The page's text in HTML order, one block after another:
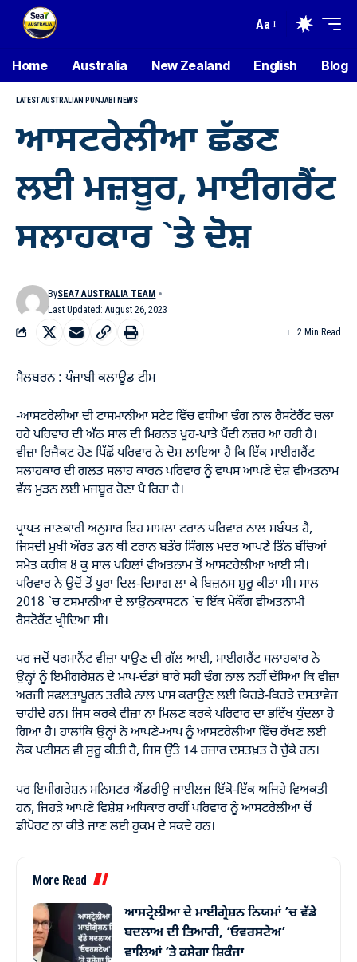
Aa
Home Australia New Zealand English Blog
LATEST AUSTRALIAN PUNJABI NEWS
ਆਸਟਰੇਲੀਆ ਛੱਡਣ
ਲਈ ਮਜ਼ਬੂਰ, ਮਾਈਗਰੈਂਟ
ਸਲਾਹਕਾਰ `ਤੇ ਦੋਸ਼
Last Updated: August 26, 2023
BySEA7 AUSTRALIA TEAM
2 Min Read
ਮੈਲਬਰਨ : ਪੰਜਾਬੀ ਕਲਾਊਡ ਟੀਮ
-ਆਸਟਰੇਲੀਆ ਦੀ ਟਾਸਮਾਨੀਆ ਸਟੇਟ ਵਿੱਚ ਵਧੀਆ ਢੰਗ ਨਾਲ ਰੈਸਟੋਰੈਂਟ ਚਲਾ
ਰਹੇ ਪਰਿਵਾਰ ਦੀ ਅੱਠ ਸਾਲ ਦੀ ਮਿਹਨਤ ਖੂਹ-ਖਾਤੇ ਪੈਂਦੀ ਨਜ਼ਰ ਆ ਰਹੀ ਹੈ।
ਵੀਜ਼ਾ ਰਿਜੈਕਟ ਹੋਣ ਪਿੱਛੋਂ ਪਰਿਵਾਰ ਨੇ ਦੋਸ਼ ਲਾਇਆ ਹੈ ਕਿ ਇੱਕ ਮਾਈਗਰੈਂਟ
ਸਲਾਹਕਾਰ ਦੀ ਗਲਤ ਸਲਾਹ ਕਾਰਨ ਪਰਿਵਾਰ ਨੂੰ ਵਾਪਸ ਆਪਣੇ ਦੇਸ਼ ਵੀਅਤਨਾਮ
ਵੱਲ ਮੁੜਨ ਲਈ ਮਜਬੂਰ ਹੋਣਾ ਪੈ ਰਿਹਾ ਹੈ।
ਪ੍ਰਾਪਤ ਜਾਣਕਾਰੀ ਅਨੁਸਾਰ ਇਹ ਮਾਮਲਾ ਟਰਾਨ ਪਰਿਵਾਰ ਨਾਲ ਸਬੰਧਤ ਹੈ,
ਜਿਸਦੀ ਮੁਖੀ ਔਰਤ ਡਨ ਥੀ ਟਰਾਨ ਬਤੌਰ ਸਿੰਗਲ ਮਦਰ ਆਪਣੇ ਤਿੰਨ ਬੱਚਿਆਂ
ਸਮੇਤ ਕਰੀਬ 8 ਕੁ ਸਾਲ ਪਹਿਲਾਂ ਵੀਅਤਨਾਮ ਤੋਂ ਆਸਟਰੇਲੀਆ ਆਈ ਸੀ।
ਪਰਿਵਾਰ ਨੇ ਉਦੋਂ ਤੋਂ ਪੂਰਾ ਦਿਲ-ਦਿਮਾਗ ਲਾ ਕੇ ਬਿਜ਼ਨਸ ਸ਼ੁਰੂ ਕੀਤਾ ਸੀ। ਸਾਲ
2018 `ਚ ਟਸਮਾਨੀਆ ਦੇ ਲਾਉਨਕਾਸਟਨ `ਚ ਇੱਕ ਮੇਕੌਂਗ ਵੀਅਤਨਾਮੀ
ਰੈਸਟੋਰੈਂਟ ਖ੍ਰੀਦਿਆ ਸੀ।
ਪਰ ਜਦੋਂ ਪਰਮਾਨੈਂਟ ਵੀਜ਼ਾ ਪਾਉਣ ਦੀ ਗੱਲ ਆਈ, ਮਾਈਗਰੈਂਟ ਸਲਾਹਕਾਰ ਨੇ
ਉਨ੍ਹਾਂ ਨੂੰ ਇਮੀਗਰੇਸ਼ਨ ਦੇ ਮਾਪ-ਦੰਡਾਂ ਬਾਰੇ ਸਹੀ ਢੰਗ ਨਾਲ ਨਹੀਂ ਦੱਸਿਆ ਕਿ ਵੀਜ਼ਾ
ਅਰਜ਼ੀ ਸਫਲਤਾਪੂਰਨ ਤਰੀਕੇ ਨਾਲ ਪਾਸ ਕਰਾਉਣ ਲਈ ਕਿਹੜੇ-ਕਿਹੜੇ ਦਸਤਾਵੇਜ਼
ਚਾਹੀਦੇ ਹਨ। ਜਿਸ ਕਰਕੇ ਵੀਜ਼ਾ ਨਾ ਮਿਲਣ ਕਰਕੇ ਪਰਿਵਾਰ ਦਾ ਭਵਿੱਖ ਧੁੰਦਲਾ ਹੋ
ਗਿਆ ਹੈ। ਹਾਲਾਂਕਿ ਉਨ੍ਹਾਂ ਨੇ ਆਪਣੇ-ਆਪ ਨੂੰ ਆਸਟਰੇਲੀਆ ਵਿੱਚ ਰੱਖਣ ਲਈ
ਲੋਕ ਪਟੀਸ਼ਨ ਵੀ ਸ਼ੁਰੂ ਕੀਤੀ ਹੈ, ਜਿਸ ਉੱਤੇ 14 ਹਜ਼ਾਰ ਦਸਤਖ਼ਤ ਹੋ ਚੁੱਕੇ ਹਨ।
ਪਰ ਇਮੀਗਰੇਸ਼ਨ ਮਨਿਸਟਰ ਐਂਡਰੀਉ ਜਾਈਲਜ ਇੱਕੋ-ਇੱਕ ਅਜਿਹੇ ਵਿਅਕਤੀ
ਹਨ, ਜਿਹੜੇ ਆਪਣੇ ਵਿਸ਼ੇਸ਼ ਅਧਿਕਾਰ ਰਾਹੀਂ ਪਰਿਵਾਰ ਨੂੰ ਆਸਟਰੇਲੀਆ ਚੋਂ
ਡੀਪੋਰਟ ਨਾ ਕੀਤੇ ਜਾਣ ਲਈ ਹੁਕਮ ਦੇ ਸਕਦੇ ਹਨ।
More Read
ਆਸਟ੍ਰੇਲੀਆ ਦੇ ਮਾਈਗ੍ਰੇਸ਼ਨ ਨਿਯਮਾਂ ’ਚ ਵੱਡੇ
ਬਦਲਾਅ ਦੀ ਤਿਆਰੀ, ‘ਓਵਰਸਟੇਅ’
ਵਾਲਿਆਂ ’ਤੇ ਕਸੇਗਾ ਸ਼ਿਕੰਜਾ